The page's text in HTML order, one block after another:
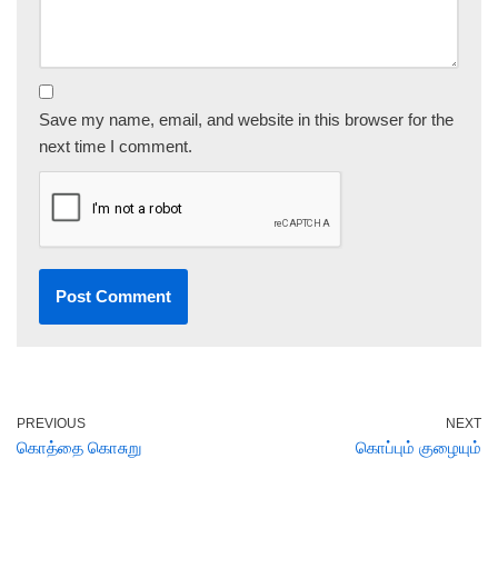
Save my name, email, and website in this browser for the
next time I comment.
PREVIOUS
கொத்தை கொசுறு
NEXT
கொப்பும் குழையும்